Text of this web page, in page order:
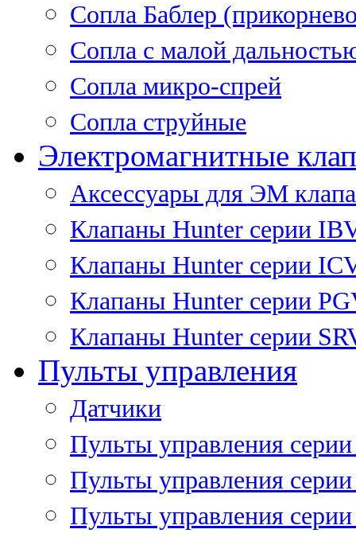
Сопла Баблер
Сопла с малой
Сопла микро-спрей
Сопла струйные
Электромагнитные
Аксессуары для ЭМ
Клапаны Hunter серии
Клапаны Hunter серии
Клапаны Hunter серии
Клапаны Hunter серии
Пульты управления
Датчики
Пульты управления
Пульты управления
Пульты управления